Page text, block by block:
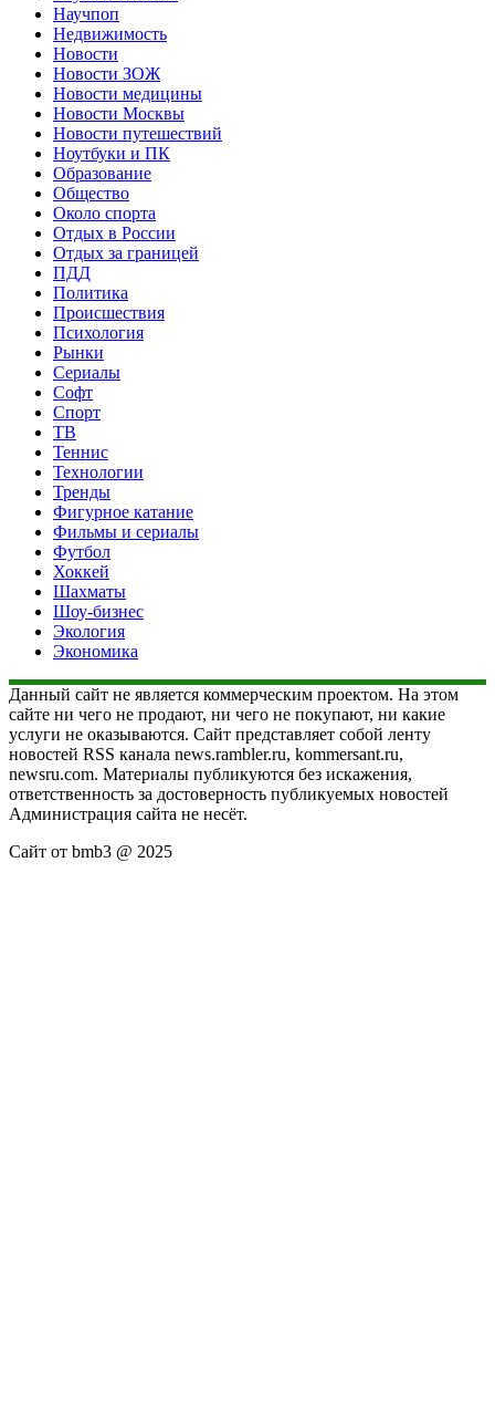
Научпоп
Недвижимость
Новости
Новости ЗОЖ
Новости медицины
Новости Москвы
Новости путешествий
Ноутбуки и ПК
Образование
Общество
Около спорта
Отдых в России
Отдых за границей
ПДД
Политика
Происшествия
Психология
Рынки
Сериалы
Софт
Спорт
ТВ
Теннис
Технологии
Тренды
Фигурное катание
Фильмы и сериалы
Футбол
Хоккей
Шахматы
Шоу-бизнес
Экология
Экономика
Данный сайт не является коммерческим проектом. На этом
сайте ни чего не продают, ни чего не покупают, ни какие
услуги не оказываются. Сайт представляет собой ленту
новостей RSS канала news.rambler.ru, kommersant.ru,
newsru.com. Материалы публикуются без искажения,
ответственность за достоверность публикуемых новостей
Администрация сайта не несёт.
Сайт от bmb3 @ 2025